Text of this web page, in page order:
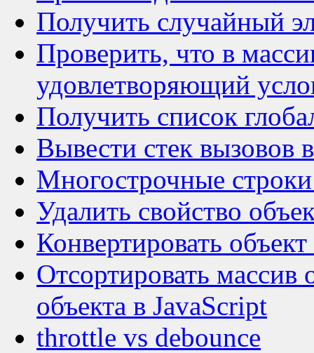
Получить случайный
Проверить, что в
удовлетворяющий
Получить список
Вывести стек вызовов
Многострочные
Удалить свойство
Конвертировать
Отсортировать массив
объекта в JavaScript
throttle vs debounce